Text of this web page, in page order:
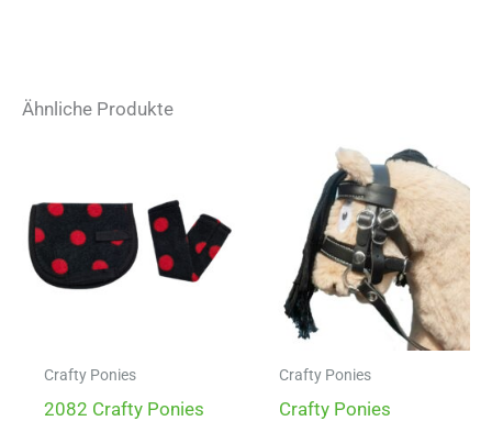
Ähnliche Produkte
Crafty Ponies
2082 Crafty Ponies
Crafty Ponies
Crafty Ponies